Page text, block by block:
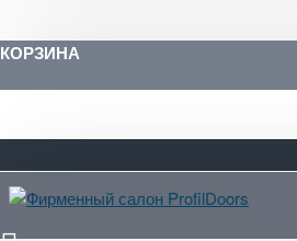
КОРЗИНА